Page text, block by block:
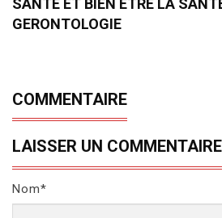
SANTE ET BIEN ETRE LA
GERONTOLOGIE
COMMENTAIRE
LAISSER UN COMMENTAIRE
Nom*